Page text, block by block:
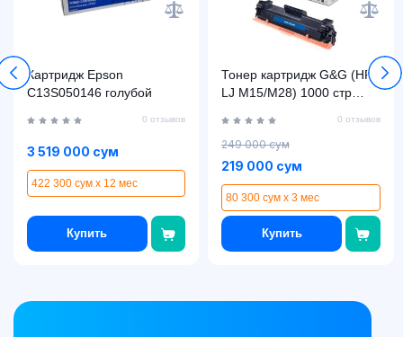
Картридж Epson
C13S050146 голубой
0 отзывов
3 519 000 сум
422 300 сум x 12 мес
Купить
Тонер картридж G&G (HP
LJ M15/M28) 1000 стр
0 отзывов
249 000 сум
219 000 сум
80 300 сум x 3 мес
Купить